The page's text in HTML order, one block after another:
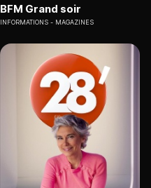
BFM Grand soir
INFORMATIONS MAGAZINES